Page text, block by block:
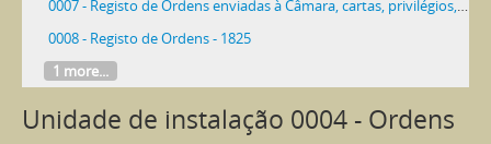
0007 - Registo de Ordens enviadas à Câmara, cartas, privilégios, doações, etc.
0008 - Registo de Ordens - 1825
1 more...
Unidade de instalação 0004 - Ordens